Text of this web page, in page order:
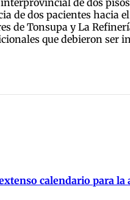
de dos
de dos pacientes
de Tonsupa y La
que debieron ser
calendario para la